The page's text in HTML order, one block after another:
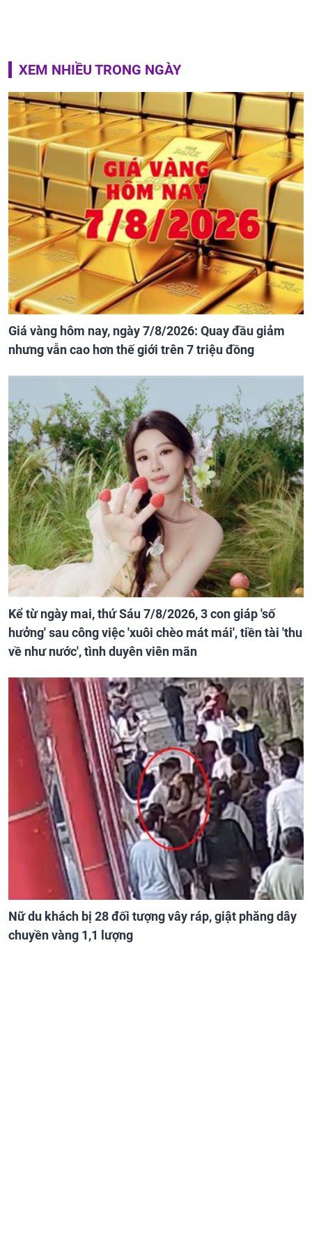
XEM NHIỀU TRONG NGÀY
Giá vàng hôm nay, ngày 7/8/2026: Quay đầu giảm
nhưng vẫn cao hơn thế giới trên 7 triệu đồng
Kể từ ngày mai, thứ Sáu 7/8/2026, 3 con giáp 'số
hưởng' sau công việc 'xuôi chèo mát mái', tiền tài 'thu
về như nước', tình duyên viên mãn
Nữ du khách bị 28 đối tượng vây ráp, giật phăng dây
chuyền vàng 1,1 lượng